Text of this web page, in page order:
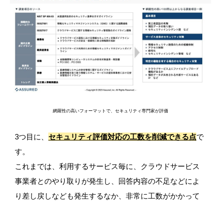
網羅性の高いフォーマットで、セキュリティ専門家が評価
3つ目に、 セキュリティ評価対応の工数を削減できる点で
す。
これまでは、利用するサービス毎に、クラウドサービス
事業者とのやり取りが発生し、回答内容の不足などによ
り差し戻しなども発生するなか、非常に工数がかかって